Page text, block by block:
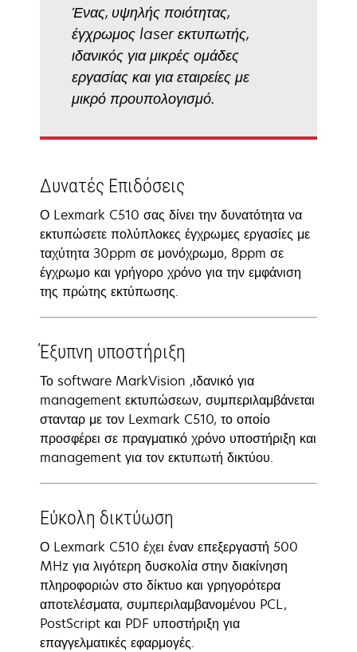
Ένας, υψηλής ποιότητας,
έγχρωμος laser εκτυπωτής,
ιδανικός για μικρές ομάδες
εργασίας και για εταιρείες με
μικρό προυπολογισμό.
Δυνατές Επιδόσεις
Ο Lexmark C510 σας δίνει την δυνατότητα να
εκτυπώσετε πολύπλοκες έγχρωμες εργασίες με
ταχύτητα 30ppm σε μονόχρωμο, 8ppm σε
έγχρωμο και γρήγορο χρόνο για την εμφάνιση
της πρώτης εκτύπωσης.
Έξυπνη υποστήριξη
Το software MarkVision ,ιδανικό για
management εκτυπώσεων, συμπεριλαμβάνεται
στανταρ με τον Lexmark C510, το οποίο
προσφέρει σε πραγματικό χρόνο υποστήριξη και
management για τον εκτυπωτή δικτύου.
Εύκολη δικτύωση
Ο Lexmark C510 έχει έναν επεξεργαστή 500
MHz για λιγότερη δυσκολία στην διακίνηση
πληροφοριών στο δίκτυο και γρηγορότερα
αποτελέσματα, συμπεριλαμβανομένου PCL,
PostScript και PDF υποστήριξη για
επαγγελματικές εφαρμογές.